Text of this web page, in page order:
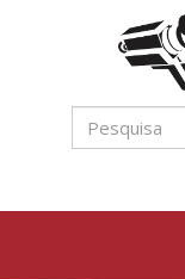
conteúdo
sétima